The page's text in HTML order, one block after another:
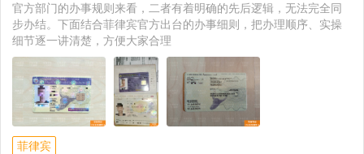
官方部门的办事规则来看，二者有着明确的先后逻辑，无法完全同
步办结。下面结合菲律宾官方出台的办事细则，把办理顺序、实操
细节逐一讲清楚，方便大家合理
菲律宾